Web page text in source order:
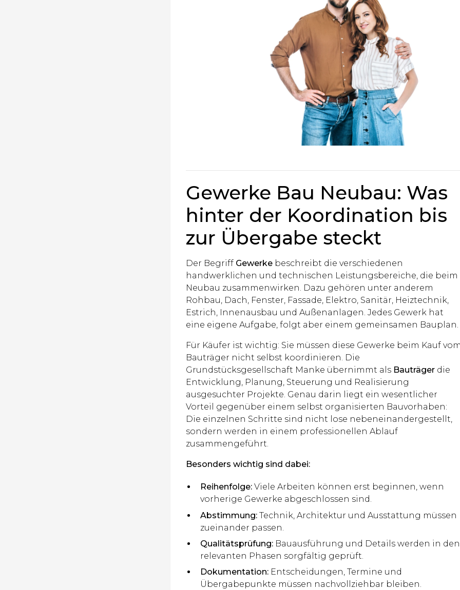
Gewerke Bau Neubau: Was
hinter der Koordination bis
zur Übergabe steckt
Der Begriff Gewerke beschreibt die verschiedenen
handwerklichen und technischen Leistungsbereiche, die beim
Neubau zusammenwirken. Dazu gehören unter anderem
Rohbau, Dach, Fenster, Fassade, Elektro, Sanitär, Heiztechnik,
Estrich, Innenausbau und Außenanlagen. Jedes Gewerk hat
eine eigene Aufgabe, folgt aber einem gemeinsamen Bauplan.
Für Käufer ist wichtig: Sie müssen diese Gewerke beim Kauf
Bauträger nicht selbst koordinieren. Die
Grundstücksgesellschaft Manke übernimmt als Bauträger die
Entwicklung, Planung, Steuerung und Realisierung
ausgesuchter Projekte. Genau darin liegt ein wesentlicher
Vorteil gegenüber einem selbst organisierten Bauvorhaben:
Die einzelnen Schritte sind nicht lose nebeneinandergestellt,
sondern werden in einem professionellen Ablauf
zusammengeführt.
Besonders wichtig sind dabei:
Reihenfolge: Viele Arbeiten können erst beginnen, wenn
vorherige Gewerke abgeschlossen sind.
Abstimmung: Technik, Architektur und Ausstattung müssen
zueinander passen.
Qualitätsprüfung: Bauausführung und Details werden in den
relevanten Phasen sorgfältig geprüft.
Dokumentation: Entscheidungen, Termine und
Übergabepunkte müssen nachvollziehbar bleiben.